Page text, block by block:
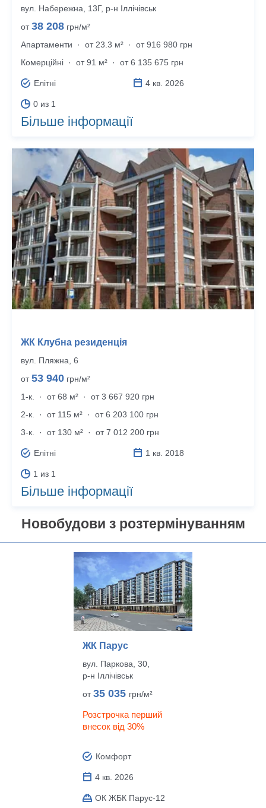
вул. Набережна, 13Г, р‑н Іллічівськ
от38 208 грн/м²
Апартаменти
· от 23.3 м² ·
от 916 980 грн
Комерційні · от 91 м² · от 6 135 675 грн
Елітні 4 кв. 2026
0 из 1
Більше інформації
ЖК Клубна резиденція
вул. Пляжна, 6
от53 940 грн/м²
1-к.
· от 68 м² ·
от 3 667 920 грн
2-к.
· от 115 м² ·
от 6 203 100 грн
3-к.
· от 130 м² · от 7 012 200 грн
Елітні 1 кв. 2018
1 из 1
Більше інформації
Новобудови з розтермінуванням
ЖК Парус
вул. Паркова, 30,
р‑н Іллічівськ
от35 035 грн/м²
Розстрочка перший
внесок від 30%
Комфорт
4 кв. 2026
ОК ЖБК Парус-12